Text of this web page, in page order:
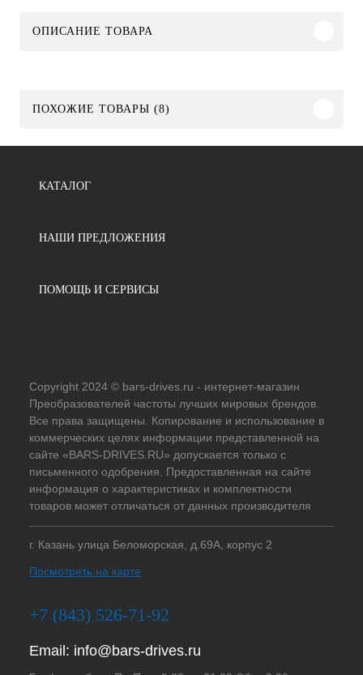
ОПИСАНИЕ ТОВАРА
ПОХОЖИЕ ТОВАРЫ (8)
КАТАЛОГ
НАШИ ПРЕДЛОЖЕНИЯ
ПОМОЩЬ И СЕРВИСЫ
Copyright 2024 © bars-drives.ru - интернет-магазин
Преобразователей частоты лучших мировых брендов.
Все права защищены. Копирование и использование в
коммерческих целях информации представленной на
сайте «BARS-DRIVES.RU» допускается только с
письменного одобрения. Предоставленная на сайте
информация о характеристиках и комплектности
товаров может отличаться от данных производителя
г. Казань улица Беломорская, д.69А, корпус 2
Посмотреть на карте
+7 (843) 526-71-92
Email: info@bars-drives.ru